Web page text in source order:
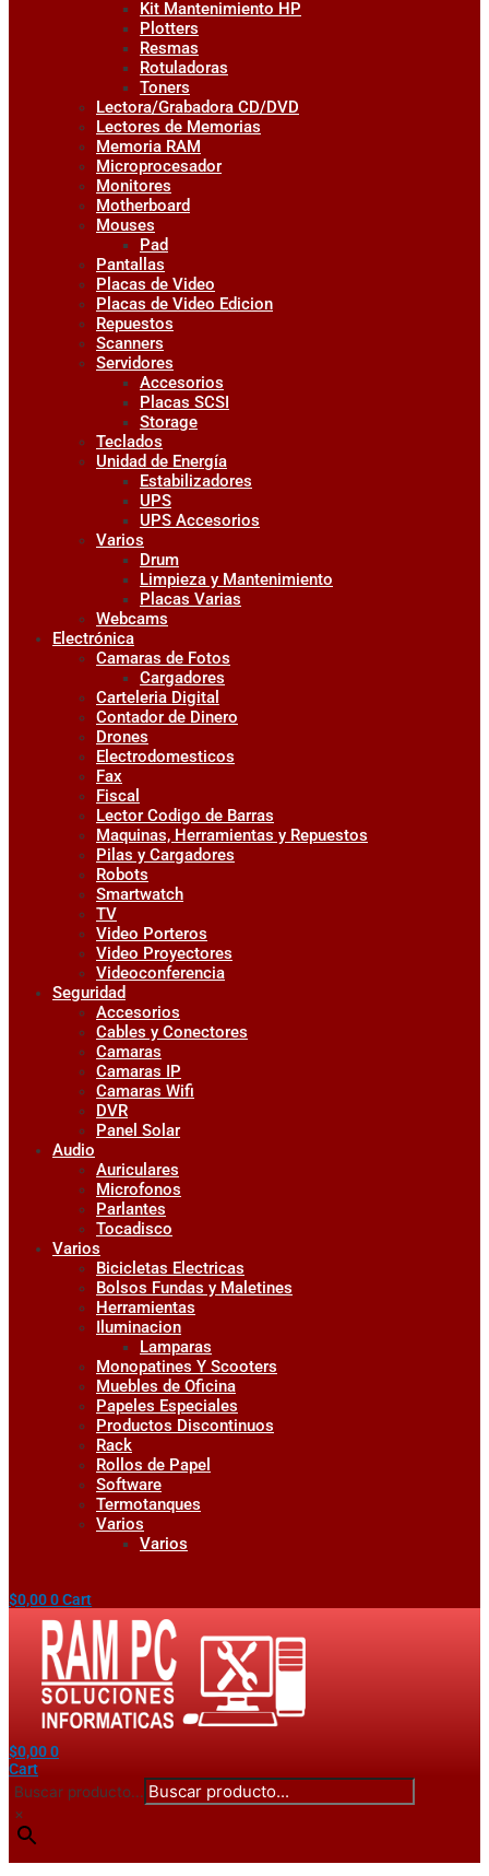
Kit Mantenimiento HP
Plotters
Resmas
Rotuladoras
Toners
Lectora/Grabadora CD/DVD
Lectores de Memorias
Memoria RAM
Microprocesador
Monitores
Motherboard
Mouses
Pad
Pantallas
Placas de Video
Placas de Video Edicion
Repuestos
Scanners
Servidores
Accesorios
Placas SCSI
Storage
Teclados
Unidad de Energía
Estabilizadores
UPS
UPS Accesorios
Varios
Drum
Limpieza y Mantenimiento
Placas Varias
Webcams
Electrónica
Camaras de Fotos
Cargadores
Carteleria Digital
Contador de Dinero
Drones
Electrodomesticos
Fax
Fiscal
Lector Codigo de Barras
Maquinas, Herramientas y Repuestos
Pilas y Cargadores
Robots
Smartwatch
TV
Video Porteros
Video Proyectores
Videoconferencia
Seguridad
Accesorios
Cables y Conectores
Camaras
Camaras IP
Camaras Wifi
DVR
Panel Solar
Audio
Auriculares
Microfonos
Parlantes
Tocadisco
Varios
Bicicletas Electricas
Bolsos Fundas y Maletines
Herramientas
Iluminacion
Lamparas
Monopatines Y Scooters
Muebles de Oficina
Papeles Especiales
Productos Discontinuos
Rack
Rollos de Papel
Software
Termotanques
Varios
Varios
$0,000Cart
$0,000
Cart
Buscar producto...
×